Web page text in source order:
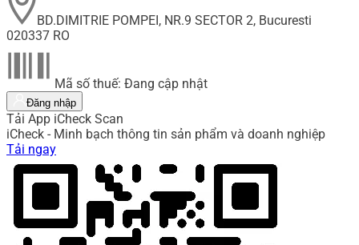
BD.DIMITRIE POMPEI, NR.9 SECTOR 2, Bucuresti
020337 RO
Mã số thuế: Đang cập nhật
Đăng nhập
Tải App iCheck Scan
iCheck - Minh bạch thông tin sản phẩm và doanh nghiệp
Tải ngay